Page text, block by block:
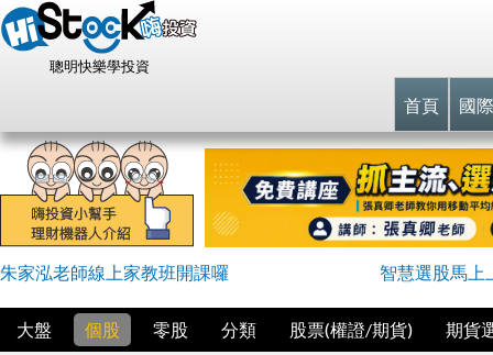
聰明快樂學投資
首頁 國
朱家泓老師線上家教班開課囉 智慧選股馬上
大盤 個股 零股 分類 股票(權證/期貨) 期貨